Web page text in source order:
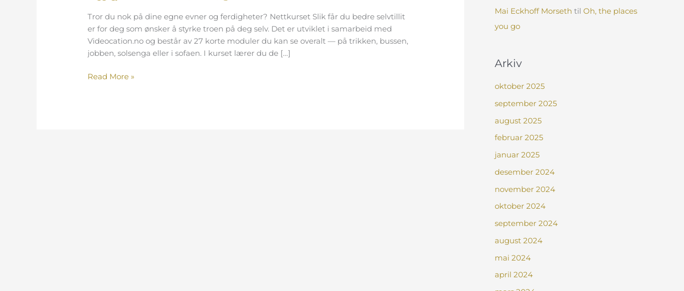
Tror du nok på dine egne evner og ferdigheter? Nettkurset Slik får du bedre selvtillit
er for deg som ønsker å styrke troen på deg selv. Det er utviklet i samarbeid med
Videocation.no og består av 27 korte moduler du kan se overalt — på trikken, bussen,
jobben, solsenga eller i sofaen. I kurset lærer du de […]
Read More »
Mai Eckhoff Morseth til Oh, the places
you go
Arkiv
oktober 2025
september 2025
august 2025
februar 2025
januar 2025
desember 2024
november 2024
oktober 2024
september 2024
august 2024
mai 2024
april 2024